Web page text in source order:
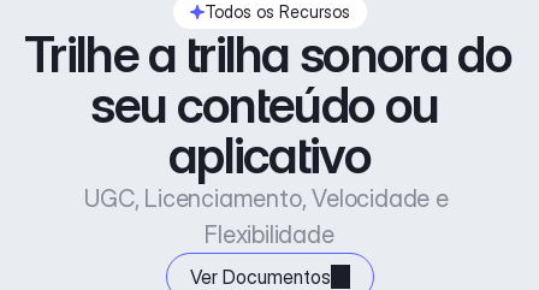
Todos os Recursos
Trilhe a trilha sonora do
seu conteúdo ou
aplicativo
UGC, Licenciamento, Velocidade e
Flexibilidade
Ver Documentos